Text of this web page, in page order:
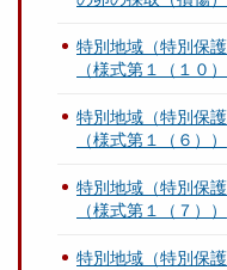
特別地域（特別保
（様式第１（１０）
特別地域（特別保
（様式第１（６））
特別地域（特別保
（様式第１（７））
特別地域（特別保